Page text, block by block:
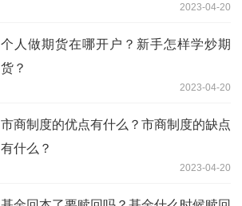
2023-04-20
个人做期货在哪开户？新手怎样学炒期
货？
2023-04-20
市商制度的优点有什么？市商制度的缺点
有什么？
2023-04-20